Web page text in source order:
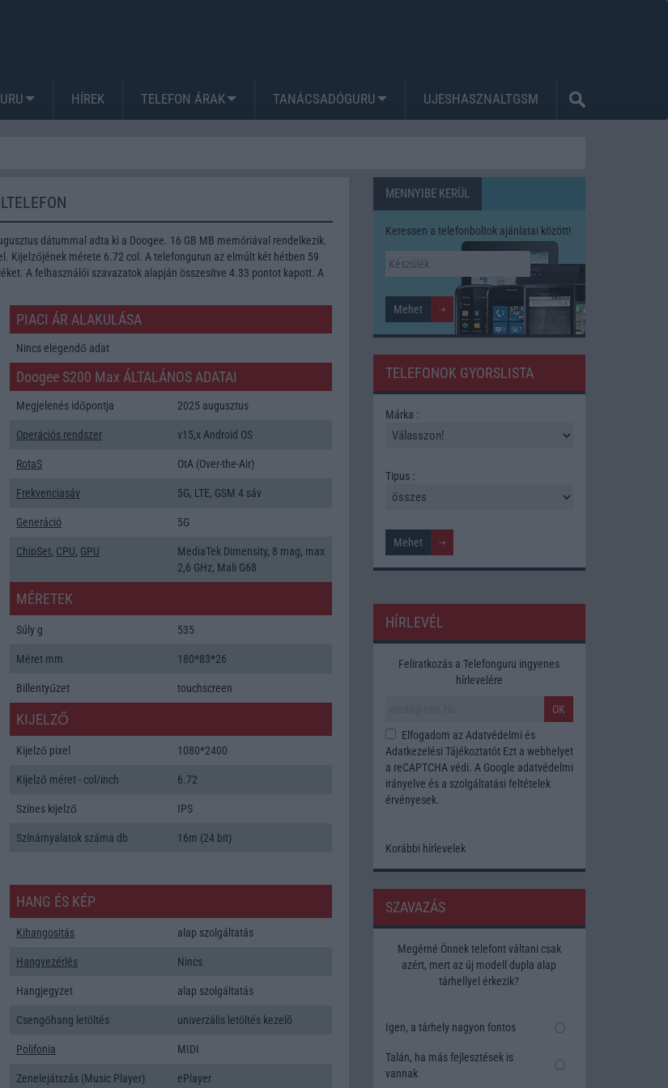
HÍREK TELEFON ÁRAK TANÁCSADÓGURU UJESHASZNALTGSM
dátummal adta ki a Doogee. 16 GB MB memóriával rendelkezik.
Kijelzőjének mérete 6.72 col. A telefongurun az elmúlt két hétben 59
A felhasználói szavazatok alapján összesítve 4.33 pontot kapott. A
PIACI ÁR ALAKULÁSA
Nincs elegendő adat
Doogee S200 Max ÁLTALÁNOS ADATAI
Megjelenés időpontja 2025 augusztus
Operációs rendszer v15,x Android OS
RotaS OtA (Over-the-Air)
Frekvenciasáv 5G, LTE, GSM 4 sáv
Generáció 5G
ChipSet, CPU, GPU
MediaTek Dimensity, 8 mag, max
2,6 GHz, Mali G68
MÉRETEK
Súly g 535
Méret mm 180*83*26
Billentyűzet touchscreen
KIJELZŐ
Kijelző pixel 1080*2400
Kijelző méret - col/inch 6.72
Színes kijelző IPS
Színárnyalatok száma db 16m (24 bit)
HANG ÉS KÉP
Kihangositás alap szolgáltatás
Hangvezérlés Nincs
Hangjegyzet alap szolgáltatás
Csengőhang letöltés univerzális letöltés kezelõ
Polifonia MIDI
Zenelejátszás (Music Player) ePlayer
MENNYIBE KERÜL
Keressen a telefonboltok ajánlatai között!
TELEFONOK GYORSLISTA
Márka :
Tipus :
HÍRLEVÉL
Feliratkozás a Telefonguru ingyenes
hírlevelére
OK
Elfogadom az Adatvédelmi és
Adatkezelési TájékoztatótEzt a webhelyet
a reCAPTCHA védi. A Google adatvédelmi
irányelve és a szolgáltatási feltételek
érvényesek.
Korábbi hírlevelek
SZAVAZÁS
Megérné Önnek telefont váltani csak
azért, mert az új modell dupla alap
tárhellyel érkezik?
Igen, a tárhely nagyon fontos
Talán, ha más fejlesztések is
vannak